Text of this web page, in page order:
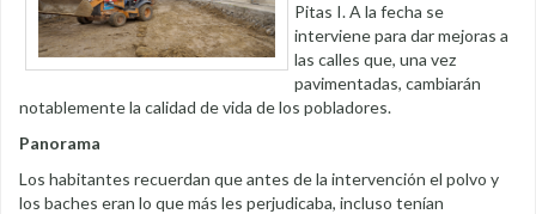
Pitas I. A la fecha se
interviene para dar mejoras a
las calles que, una vez
pavimentadas, cambiarán
notablemente la calidad de vida de los pobladores.
Panorama
Los habitantes recuerdan que antes de la intervención el polvo y
los baches eran lo que más les perjudicaba, incluso tenían